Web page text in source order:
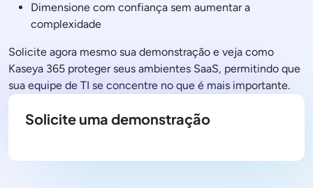
Dimensione com confiança sem aumentar a
complexidade
Solicite agora mesmo sua demonstração e veja como
Kaseya 365 proteger seus ambientes SaaS, permitindo que
sua equipe de TI se concentre no que é mais importante.
Solicite uma demonstração